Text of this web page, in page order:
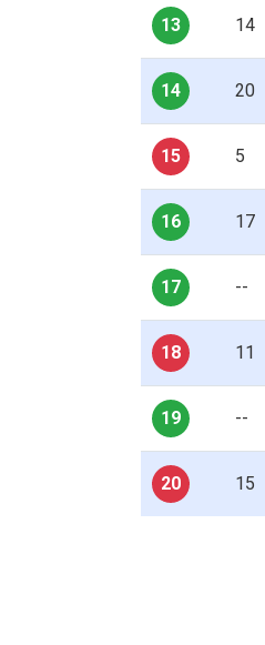
13 14
14 20
15 5
16 17
17 --
18 11
19 --
20 15